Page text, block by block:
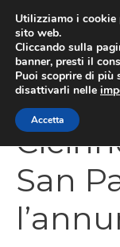
contenuto
San
Utilizziamo i
sito web.
Cliccando sulla
banner, presti il
Puoi scoprire di più
disattivarli nelle
Accetta